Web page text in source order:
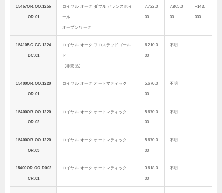
15467OR.OO.1256
OR.01
ロイヤル オーク ダブル バランスホイ
ール
オープンワーク
7.722.0
00
7,865,0
00
+143,
000
15410BC.GG.1224
BC.01
ロイヤル オーク フロステッドゴール
ド
【非売品】
6.210.0
00
不明
15400OR.OO.1220
OR.01
ロイヤル オーク オートマティック 5.670.0
00
不明
15400OR.OO.1220
OR.02
ロイヤル オーク オートマティック 5.670.0
00
不明
15400OR.OO.1220
OR.03
ロイヤル オーク オートマティック 5.670.0
00
不明
15400OR.OO.D002
CR.01
ロイヤル オーク オートマティック 3.618.0
00
不明